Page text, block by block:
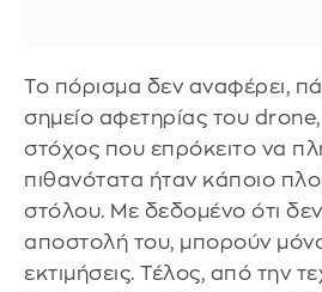
Το πόρισμα δεν αναφέρει,
σημείο αφετηρίας του
στόχος που επρόκειτο να
πιθανότατα ήταν κάποιο
στόλου. Με δεδομένο ότι
αποστολή του, μπορούν
εκτιμήσεις. Τέλος, από την